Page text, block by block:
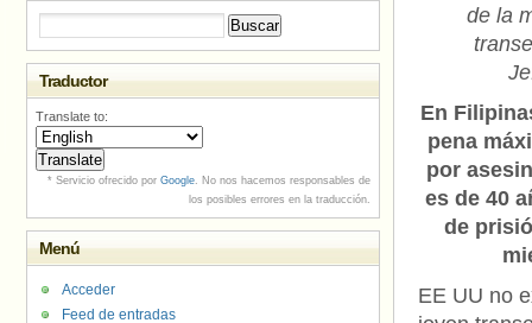
de la
En
pena
por
es de 40
de
EE UU no
Traductor
Translate to:
* Servicio ofrecido por Google. No nos hacemos responsables de
los posibles errores en la traducción.
Menú
Acceder
Feed de entradas